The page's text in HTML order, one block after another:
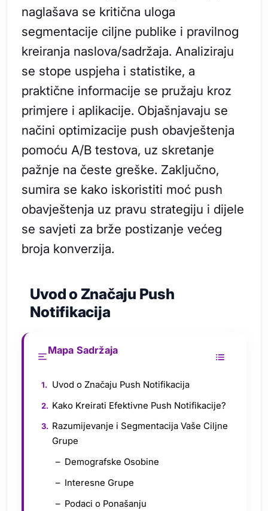
naglašava se kritična uloga
segmentacije ciljne publike i pravilnog
kreiranja naslova/sadržaja. Analiziraju
se stope uspjeha i statistike, a
praktične informacije se pružaju kroz
primjere i aplikacije. Objašnjavaju se
načini optimizacije push obavještenja
pomoću A/B testova, uz skretanje
pažnje na česte greške. Zaključno,
sumira se kako iskoristiti moć push
obavještenja uz pravu strategiju i dijele
se savjeti za brže postizanje većeg
broja konverzija.
Uvod o Značaju Push
Notifikacija
Mapa Sadržaja
Uvod o Značaju Push Notifikacija
Kako Kreirati Efektivne Push Notifikacije?
Razumijevanje i Segmentacija Vaše Ciljne
Grupe
Demografske Osobine
Interesne Grupe
Podaci o Ponašanju